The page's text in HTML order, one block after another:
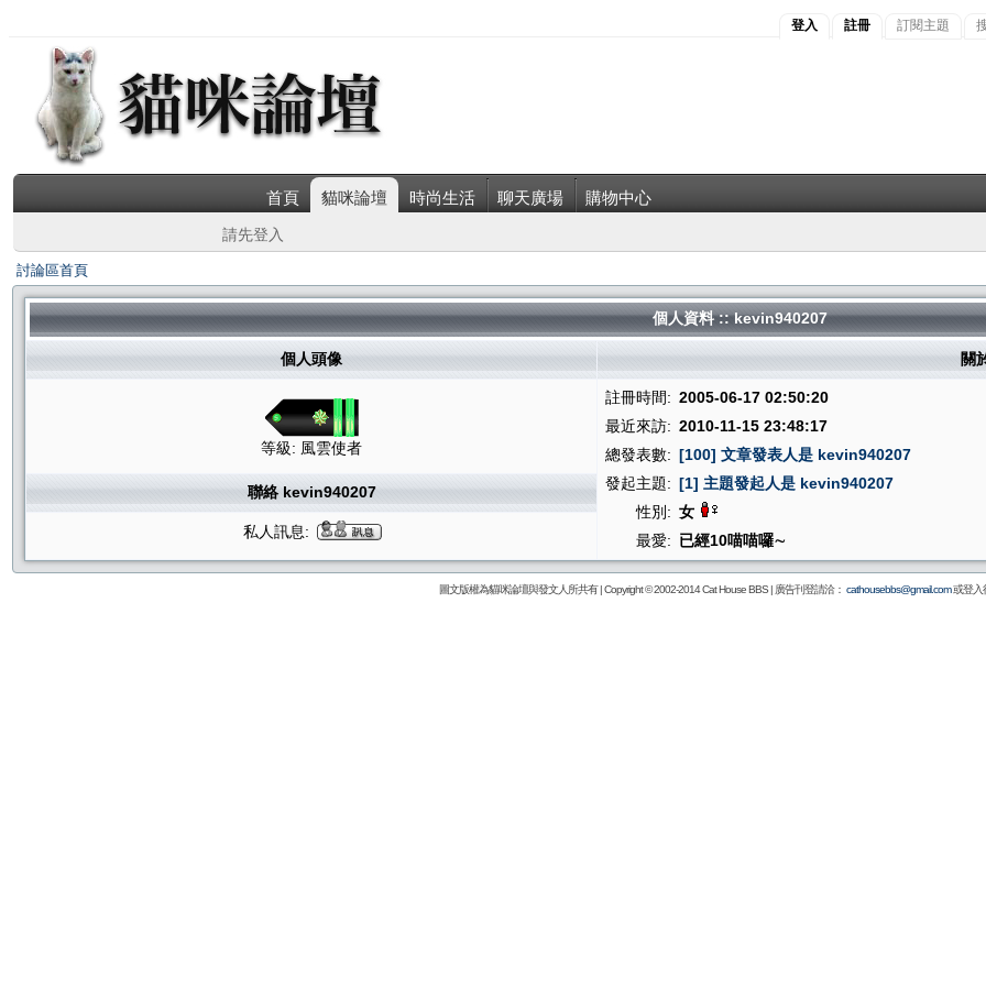
登入 註冊 訂閱主題
首頁 貓咪論壇 時尚生活 聊天廣場 購物中心
請先登入
討論區首頁
個人資料 :: kevin940207
個人頭像 關
等級: 風雲使者
註冊時間: 2005-06-17 02:50:20
最近來訪: 2010-11-15 23:48:17
總發表數: [100] 文章發表人是 kevin940207
發起主題: [1] 主題發起人是 kevin940207
性別: 女
最愛: 已經10喵喵囉∼
聯絡 kevin940207
私人訊息:
圖文版權為貓咪論壇與發文人所共有 | Copyright © 2002-2014Cat House BBS| 廣告刊登請洽： cathousebbs@gmail.com或登入